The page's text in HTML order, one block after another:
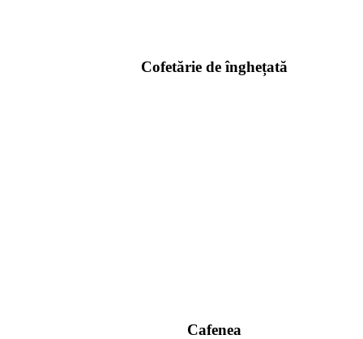
Cofetărie de înghețată
Cafenea